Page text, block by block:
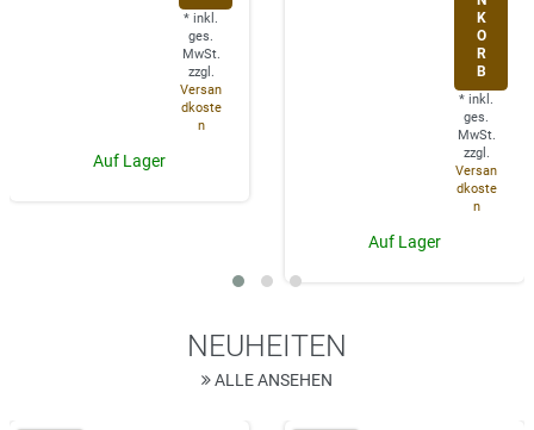
* inkl.
ges.
MwSt.
zzgl.
Versan
dkoste
n
Auf Lager
K
O
R
B
* inkl.
ges.
MwSt.
zzgl.
Versan
dkoste
n
Auf Lager
NEUHEITEN
ALLE ANSEHEN